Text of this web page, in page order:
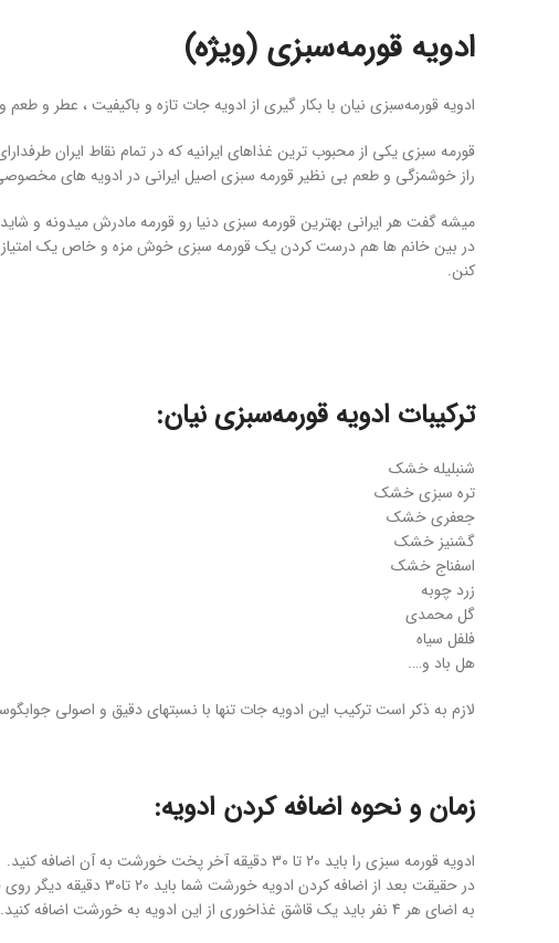
ادویه قورمه‌سبزی (ویژه)
ادویه قورمه‌سبزی نیان با بکار گیری از ادویه جات تازه و باکیفیت ، عطر و
قورمه سبزی یکی از محبوب ترین غذاهای ایرانیه که در تمام نقاط ایران
راز خوشمزگی و طعم بی نظیر قورمه سبزی اصیل ایرانی در ادویه های
میشه گفت هر ایرانی بهترین قورمه سبزی دنیا رو قورمه مادرش میدونه و
در بین خانم ها هم درست کردن یک قورمه سبزی خوش مزه و خاص یک امتیاز
کنن.
ترکیبات ادویه قورمه‌سبزی نیان:
شنبلیله خشک
تره سبزی خشک
جعفری خشک
گشنیز خشک
اسفناج خشک
زرد چوبه
گل محمدی
فلفل سیاه
هل باد و….
لازم به ذکر است ترکیب این ادویه جات تنها با نسبتهای دقیق و اصولی
زمان و نحوه اضافه کردن ادویه:
ادویه قورمه سبزی را باید 20 تا 30 دقیقه آخر پخت خورشت به آن اضافه کنید.
در حقیقت بعد از اضافه کردن ادویه خورشت شما باید 20 تا30 دقیقه دیگر روی حرارت بماند تا عطر و طعم ادیویه مخصوص را به خود جذب کند.
به اضای هر 4 نفر باید یک قاشق غذاخوری از این ادویه به خورشت اضافه کنید.